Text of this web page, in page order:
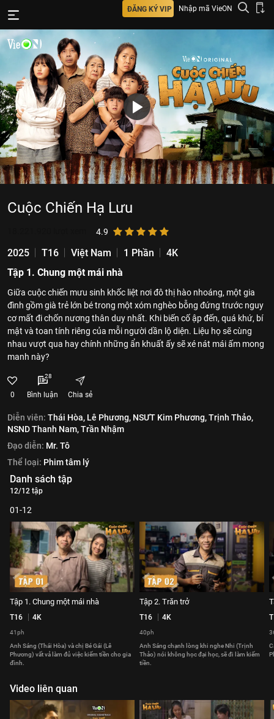
ĐĂNG KÝ VIP Nhập mã VieON
Cuộc Chiến Hạ Lưu
4.9
2025 T16 Việt Nam 1 Phần
4K
Tập 1. Chung một mái nhà
Giữa cuộc chiến mưu sinh khốc liệt nơi đô thị hào nhoáng, một gia
đình gồm già trẻ lớn bé trong một xóm nghèo bỗng đứng trước nguy
cơ mất đi chốn nương thân duy nhất. Khi biến cố ập đến, quá khứ, bí
mật và toan tính riêng của mỗi người dần lộ diện. Liệu họ sẽ cùng
nhau vượt qua hay chính những ẩn khuất ấy sẽ xé nát mái ấm mong
manh này?
0
28
Bình luận Chia sẻ
Diễn viên: Thái Hòa, Lê Phương, NSƯT Kim Phương,Trịnh Thảo,
NSND Thanh Nam,Trần Nhậm
Đạo diễn: Mr. Tô
Thể loại: Phim tâm lý
Danh sách tập
12/12 tập
01-12
Tập 1. Chung một mái nhà
T16 4K
41ph
Anh Sáng (Thái Hòa) và chị Bé Gái (Lê
Phương) vất vả làm đủ việc kiếm tiền cho gia
đình.
Tập 2. Trăn trở
T16 4K
40ph
Anh Sáng chạnh lòng khi nghe Nhi (Trịnh
Thảo) nói không học đại học, sẽ đi làm kiếm
tiền.
Video liên quan